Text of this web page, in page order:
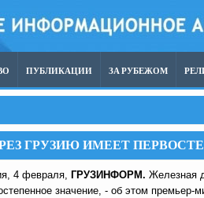
ПУБЛИКАЦИИ ЗА РУБЕЖОМ
ГРУЗИЮ ИМЕЕТ
4 февраля, ГРУЗИНФОРМ. Железная
значение, - об этом премьер-